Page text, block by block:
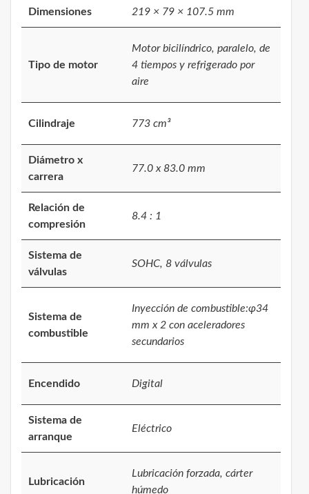
Dimensiones 219 × 79 × 107.5 mm
Tipo de motor
Motor bicilíndrico, paralelo, de
4 tiempos y refrigerado por
aire
Cilindraje 773 cm³
Diámetro x
carrera
77.0 x 83.0 mm
Relación de
compresión
8.4 : 1
Sistema de
válvulas
SOHC, 8 válvulas
Sistema de
combustible
Inyección de combustible:φ34
mm x 2 con aceleradores
secundarios
Encendido Digital
Sistema de
arranque
Eléctrico
Lubricación
Lubricación forzada, cárter
húmedo